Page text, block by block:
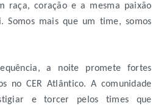
raça, coração e a mesma paixão
Somos mais que um time, somos
a noite promete fortes
no CER Atlântico. A comunidade
e torcer pelos times que